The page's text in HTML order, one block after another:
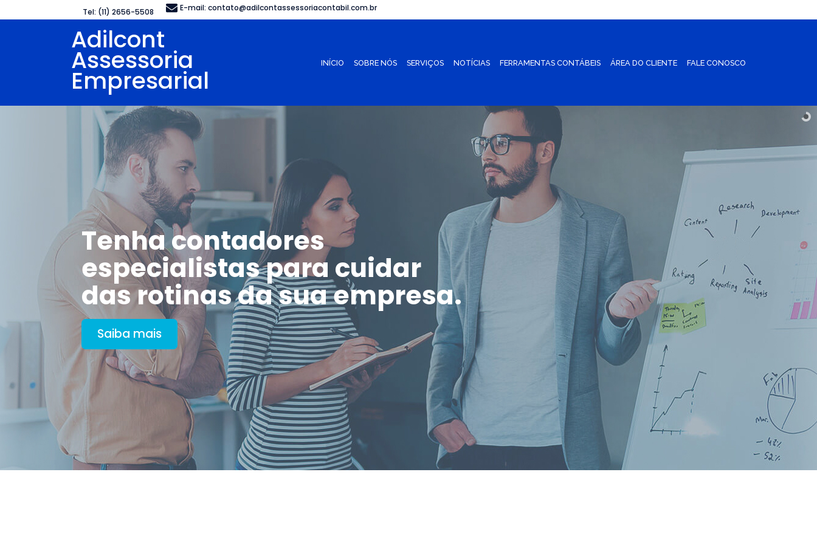
Tel: (11) 2656-5508 E-mail: contato@adilcontassessoriacontabil.com.br
Adilcont
Assessoria
Empresarial
INÍCIO SOBRE NÓS SERVIÇOS NOTÍCIAS FERRAMENTAS CONTÁBEIS ÁREA DO CLIENTE FALE CONOSCO
Tenha contadores
especialistas para cuidar
das rotinas da sua empresa.
Saiba mais